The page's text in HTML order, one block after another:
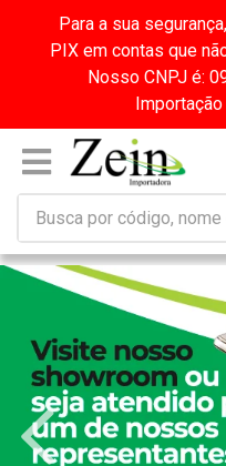
Para a sua
PIX em contas que
Nosso CNPJ é: